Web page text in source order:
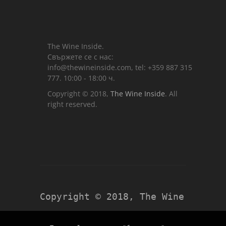
The Wine Inside.
Свържете се с нас:
info@thewineinside.com, tel: +359 887 315
777. 10:00 - 18:00 ч.
Copyright © 2018, The Wine Inside. All
right reserved.
Copyright © 2018, The Wine